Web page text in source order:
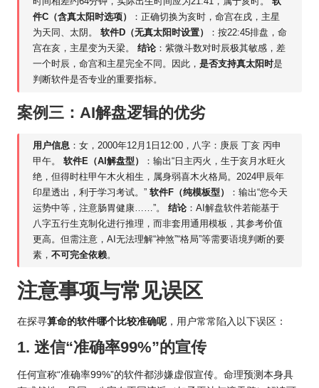
件C（含真太阳时选项）
：正确切换为亥时，命宫在戌，主星
为天同、太阴。软件D（无真太阳时设置）
：按22:45排盘，命
宫在亥，主星变为天梁。结论 ：紫微斗数对时辰极其敏感，差
一个时辰，命宫和主星完全不同。因此，是否支持真太阳时是
判断软件是否专业的重要指标。
案例三：AI解盘逻辑的优劣
用户信息 ：女，2000年12月1日12:00，八字：庚辰 丁亥 丙申
甲午。软件E（AI解盘型）
：输出“日主丙火，生于亥月水旺火
绝，但得时柱甲午木火相生，属身弱喜木火格局。2024甲辰年
印星透出，利于学习考试。”软件F（纯模板型）
：输出“您今天
运势中等，注意肠胃健康……”。结论 ：AI解盘软件若能基于
八字五行生克制化进行推理，而非套用通用模板，其参考价值
更高。但需注意，AI无法理解“神煞”“格局”等需要语境判断的要
素，不可完全依赖。
注意事项与常见误区
在探寻算命的软件哪个比较准确呢 ，用户常常陷入以下误区：
1. 迷信“准确率99%”的宣传
任何宣称“准确率99%”的软件都涉嫌虚假宣传。命理预测本身具